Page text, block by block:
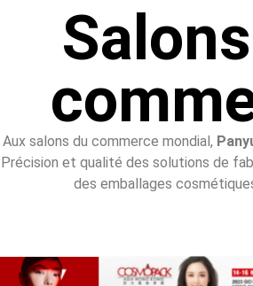
Aux salons du commerce mondial,
Précision et qualité des solutions de
des emballages